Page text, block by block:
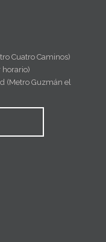
Cuatro Caminos)
horario)
(Metro Guzmán el